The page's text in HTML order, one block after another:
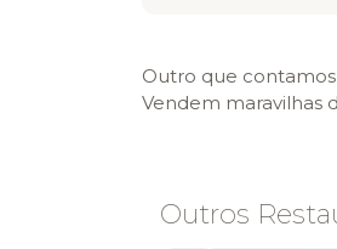
Outro que
Vendem maravilhas
Outros